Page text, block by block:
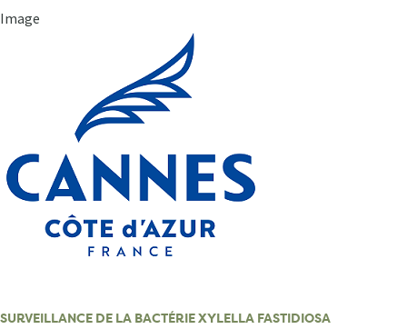
Image
SURVEILLANCE DE LA BACTÉRIE XYLELLA FASTIDIOSA